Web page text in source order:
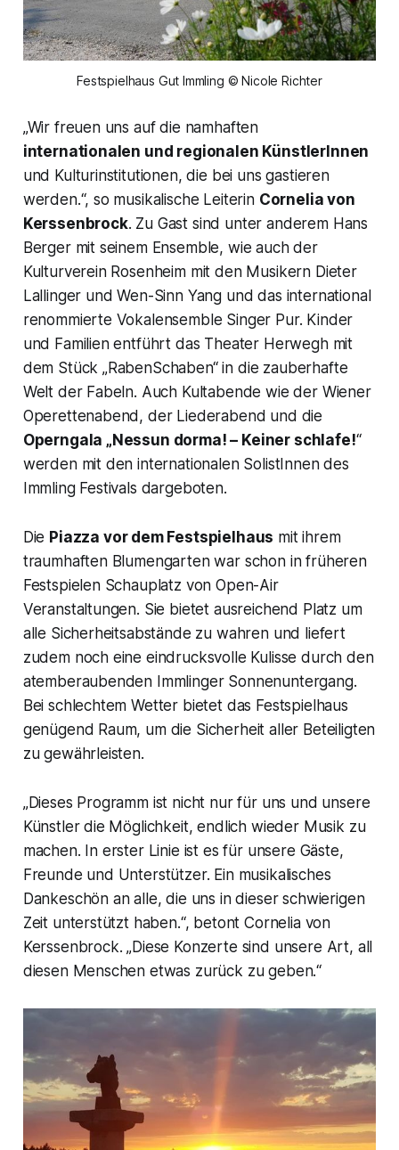
Festspielhaus Gut Immling © Nicole Richter
„Wir freuen uns auf die namhaften
internationalen und regionalen KünstlerInnen
und Kulturinstitutionen, die bei uns gastieren
werden.“, so musikalische Leiterin Cornelia von
Kerssenbrock. Zu Gast sind unter anderem Hans
Berger mit seinem Ensemble, wie auch der
Kulturverein Rosenheim mit den Musikern Dieter
Lallinger und Wen-Sinn Yang und das international
renommierte Vokalensemble Singer Pur. Kinder
und Familien entführt das Theater Herwegh mit
dem Stück „RabenSchaben“ in die zauberhafte
Welt der Fabeln. Auch Kultabende wie der Wiener
Operettenabend, der Liederabend und die
Operngala „Nessun dorma! – Keiner schlafe!“
werden mit den internationalen SolistInnen des
Immling Festivals dargeboten.
Die Piazza vor dem Festspielhaus mit ihrem
traumhaften Blumengarten war schon in früheren
Festspielen Schauplatz von Open-Air
Veranstaltungen. Sie bietet ausreichend Platz um
alle Sicherheitsabstände zu wahren und liefert
zudem noch eine eindrucksvolle Kulisse durch den
atemberaubenden Immlinger Sonnenuntergang.
Bei schlechtem Wetter bietet das Festspielhaus
genügend Raum, um die Sicherheit aller Beteiligten
zu gewährleisten.
„Dieses Programm ist nicht nur für uns und unsere
Künstler die Möglichkeit, endlich wieder Musik zu
machen. In erster Linie ist es für unsere Gäste,
Freunde und Unterstützer. Ein musikalisches
Dankeschön an alle, die uns in dieser schwierigen
Zeit unterstützt haben.“, betont Cornelia von
Kerssenbrock. „Diese Konzerte sind unsere Art, all
diesen Menschen etwas zurück zu geben.“